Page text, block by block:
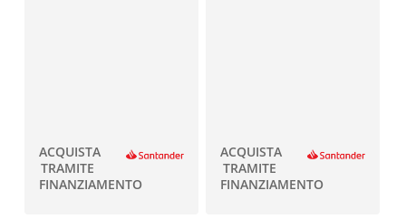
ACQUISTA
TRAMITE
FINANZIAMENTO
ACQUISTA
TRAMITE
FINANZIAMENTO